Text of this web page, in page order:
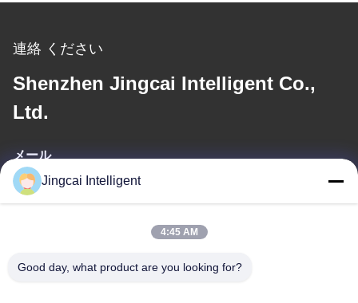
連絡 ください
Shenzhen Jingcai Intelligent Co.,
Ltd.
メール
david@guition.com
Jingcai Intelligent
4:45 AM
Good day, what product are you looking for?